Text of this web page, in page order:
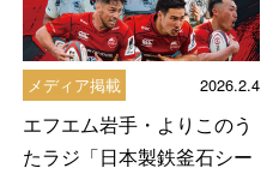
メディア掲載 2026.2.4
エフエム岩手・よりこのう
たラジ「日本製鉄釜石シー